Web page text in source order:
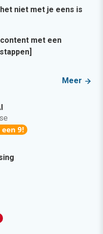
niet met je eens is
met een
Meer
9!